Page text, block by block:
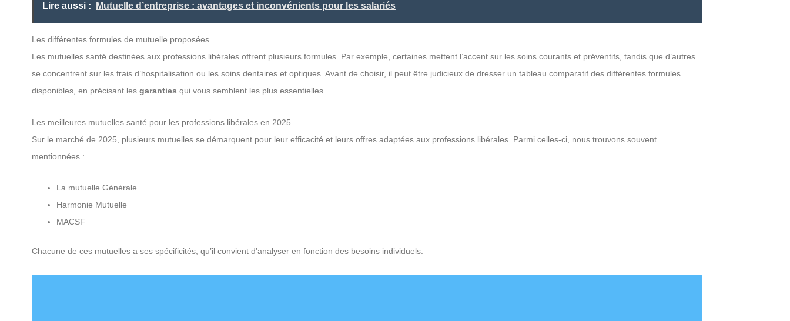
Lire aussi : Mutuelle d’entreprise : avantages et inconvénients pour les salariés
Les différentes formules de mutuelle proposées
Les mutuelles santé destinées aux professions libérales offrent plusieurs formules. Par exemple, certaines mettent l’accent sur les soins courants et préventifs, tandis que d’autres
se concentrent sur les frais d’hospitalisation ou les soins dentaires et optiques. Avant de choisir, il peut être judicieux de dresser un tableau comparatif des différentes formules
disponibles, en précisant les garanties qui vous semblent les plus essentielles.
Les meilleures mutuelles santé pour les professions libérales en 2025
Sur le marché de 2025, plusieurs mutuelles se démarquent pour leur efficacité et leurs offres adaptées aux professions libérales. Parmi celles-ci, nous trouvons souvent
mentionnées :
La mutuelle Générale
Harmonie Mutuelle
MACSF
Chacune de ces mutuelles a ses spécificités, qu’il convient d’analyser en fonction des besoins individuels.